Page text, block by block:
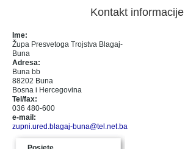
Kontakt informacije
Ime:
Župa Presvetoga Trojstva Blagaj-
Buna
Adresa:
Buna bb
88202 Buna
Bosna i Hercegovina
Tel/fax:
036 480-600
e-mail:
zupni.ured.blagaj-buna@tel.net.ba